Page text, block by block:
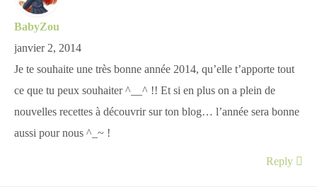
BabyZou
janvier 2, 2014
Je te souhaite une très bonne année 2014, qu’elle t’apporte tout
ce que tu peux souhaiter ^__^ !! Et si en plus on a plein de
nouvelles recettes à découvrir sur ton blog… l’année sera bonne
aussi pour nous ^_~ !
Reply